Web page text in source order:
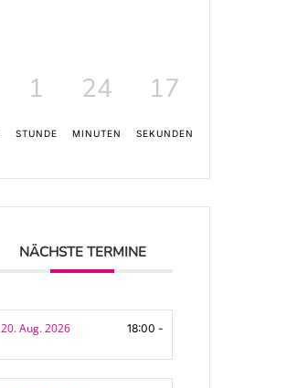
1
STUNDE
24
MINUTEN
17
SEKUNDEN
NÄCHSTE TERMINE
20. Aug. 2026 18:00 -